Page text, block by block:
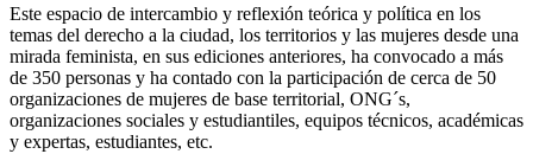
Este espacio de intercambio y reflexión teórica y política en los
temas del derecho a la ciudad, los territorios y las mujeres desde una
mirada feminista, en sus ediciones anteriores, ha convocado a más
de 350 personas y ha contado con la participación de cerca de 50
organizaciones de mujeres de base territorial, ONG´s,
organizaciones sociales y estudiantiles, equipos técnicos, académicas
y expertas, estudiantes, etc.